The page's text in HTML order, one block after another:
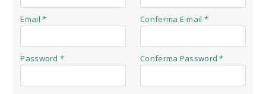
Email * Conferma E-mail *
Password * Conferma Password *